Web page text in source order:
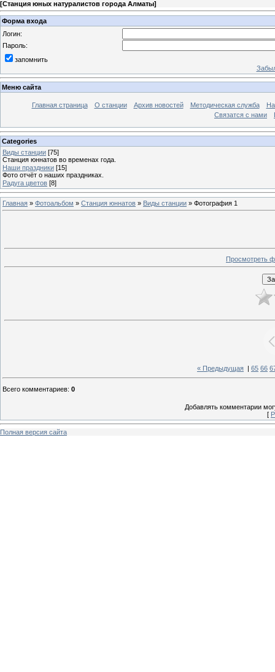
[Станция юных натуралистов города Алматы]
Форма входа
Логин:
Пароль:
запомнить
Меню сайта
Главная страница О станции Архив новостей Методическая служба
Связатся с нами
Categories
Виды станции [75]
Станция юннатов во временах года.
Наши праздники [15]
Фото отчёт о наших праздниках.
Радуга цветов [8]
Главная » Фотоальбом » Станция юннатов » Виды станции » Фотография 1
Просмотреть
« Предыдущая 65 66
Всего комментариев: 0
Добавлять комментарии
[
Полная версия сайта